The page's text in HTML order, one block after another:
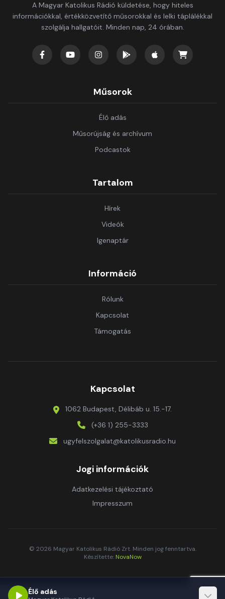
A Magyar Katolikus Rádió küldetése, hogy hiteles
információkkal, értékközvetítő műsorokkal és lelki táplálékkal
szolgálja hallgatóit. Minden nap, 24 órában.
Műsorok
Élő adás
Műsorújság és archívum
Podcastok
Tartalom
Hírek
Videók
Igenaptár
Információ
Rólunk
Kapcsolat
Támogatás
Kapcsolat
1062 Budapest, Délibáb u. 15.-17.
(+36 1) 255-3333
ugyfelszolgalat@katolikusradio.hu
Jogi információk
Adatkezelési tájékoztató
Impresszum
© 2026 Magyar Katolikus Rádió Zrt. Minden jog fenntartva.
Készítette: NovaNow
Élő adás